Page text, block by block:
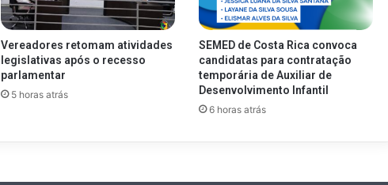
Vereadores retomam atividades
legislativas após o recesso
parlamentar
5 horas atrás
SEMED de Costa Rica convoca
candidatas para contratação
temporária de Auxiliar de
Desenvolvimento Infantil
6 horas atrás